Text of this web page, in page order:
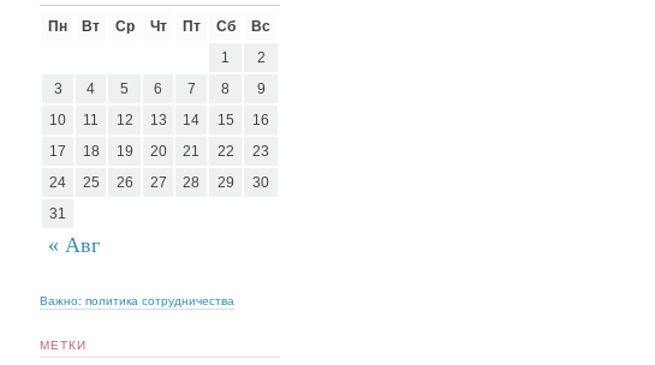
Пн Вт Ср Чт Пт Сб Вс
« Авг
1
2
3
4 5 6 7 8
9
10
11 12 13 14 15
16
17
18 19 20 21 22
23
24
25 26 27 28 29
30
31
Важно: политика сотрудничества
МЕТКИ